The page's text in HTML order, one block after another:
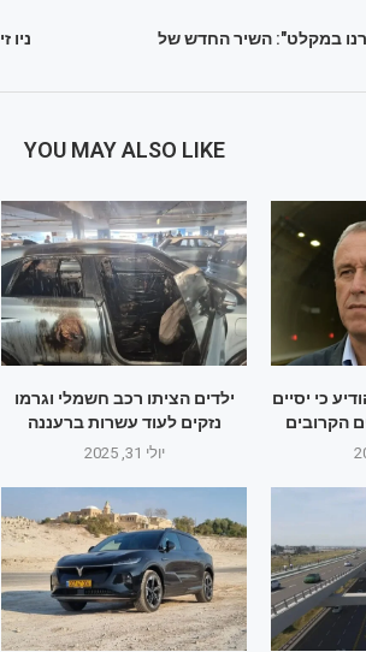
במקלט": השיר החדש של
ניו
YOU MAY ALSO LIKE
ילדים הציתו רכב חשמלי וגרמו
נזקים לעוד עשרות ברעננה
יולי 31, 2025
כי יסיים
הקרובים